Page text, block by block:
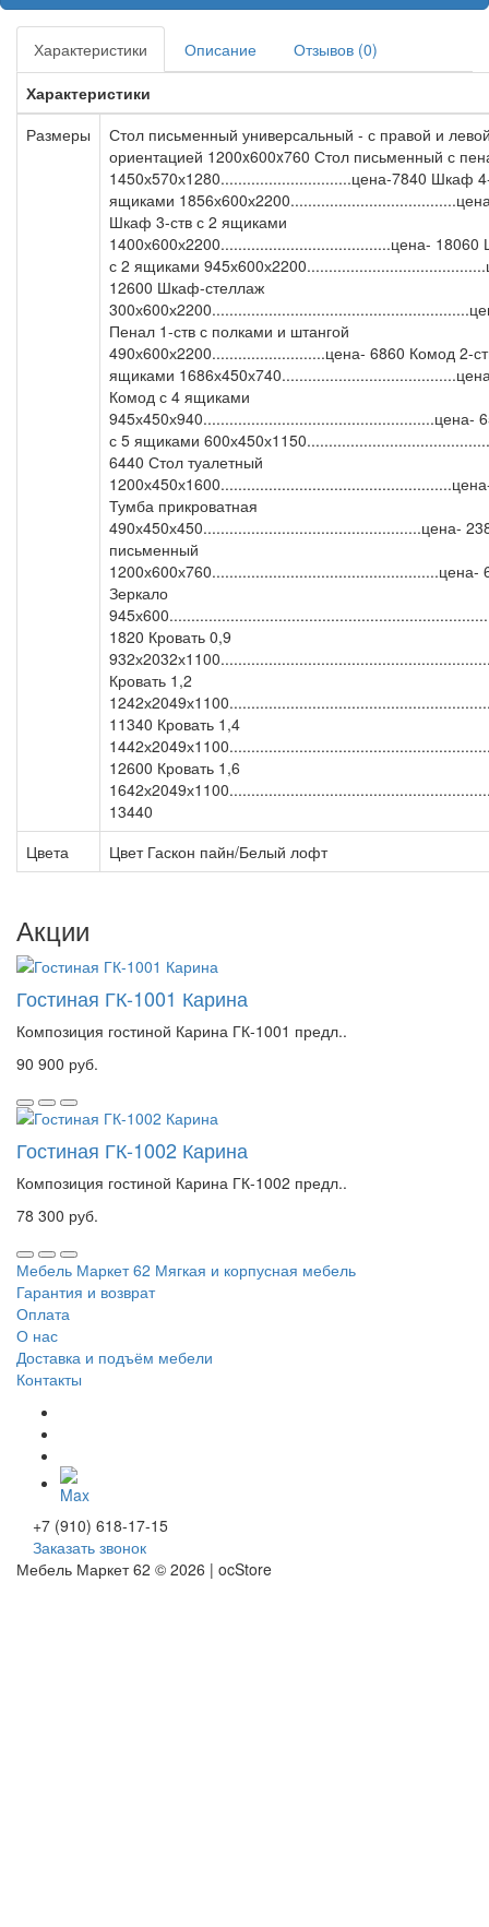
Характеристики Описание
Отзывов (0)
Характеристики
Размеры
Стол письменный универсальный - с правой и
ориентацией 1200x600x760 Стол письменный с
1450х570х1280..............................цена-7840 Шкаф
ящиками
Шкаф 3-ств с 2 ящиками
1400х600х2200.......................................цена- 18060
с 2 ящиками
12600 Шкаф-стеллаж
Пенал 1-ств с полками и штангой
490х600х2200..........................цена- 6860 Комод 2-
ящиками
Комод с 4 ящиками
945х450х940.....................................................цена-
с 5 ящиками
6440 Стол туалетный
Тумба прикроватная
490х450х450..................................................цена-
письменный
1200х600х760....................................................цена-
Зеркало
1820 Кровать 0,9
Кровать 1,2
11340 Кровать 1,4
12600 Кровать 1,6
13440
Цвета
Цвет Гаскон пайн/Белый лофт
Акции
Гостиная ГК-1001 Карина
Композиция гостиной Карина ГК-1001 предл..
90 900 руб.
Гостиная ГК-1002 Карина
Композиция гостиной Карина ГК-1002 предл..
78 300 руб.
Мебель Маркет 62 Мягкая и корпусная мебель
Гарантия и возврат
Оплата
О нас
Доставка и подъём мебели
Контакты
+7 (910) 618-17-15
Заказать звонок
Мебель Маркет 62 © 2026 | ocStore